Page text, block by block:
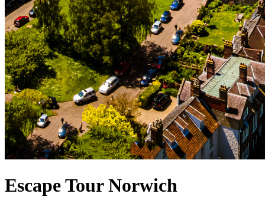
Escape Tour Norwich